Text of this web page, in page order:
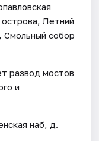
Летний
Смольный собор
развод мостов
и
наб, д.